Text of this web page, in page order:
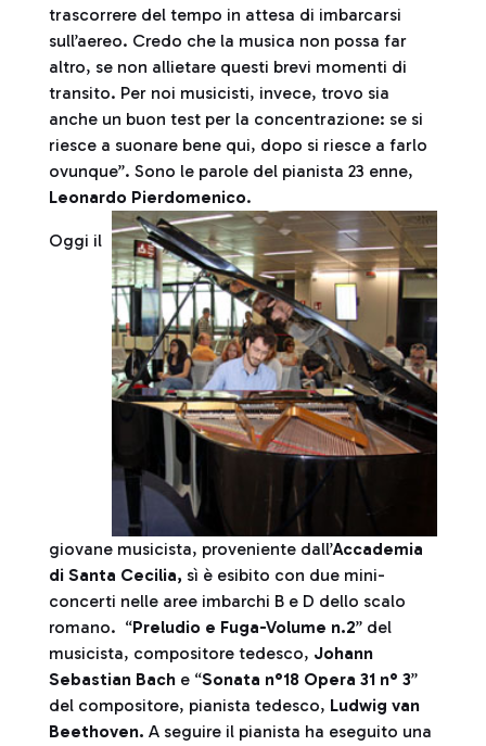
trascorrere del tempo in attesa di imbarcarsi
sull’aereo. Credo che la musica non possa far
altro, se non allietare questi brevi momenti di
transito. Per noi musicisti, invece, trovo sia
anche un buon test per la concentrazione: se si
riesce a suonare bene qui, dopo si riesce a farlo
ovunque”. Sono le parole del pianista 23 enne,
Leonardo Pierdomenico.
Oggi il
giovane musicista, proveniente dall’Accademia
di Santa Cecilia, sì è esibito con due mini-
concerti nelle aree imbarchi B e D dello scalo
romano. “Preludio e Fuga-Volume n.2” del
musicista, compositore tedesco, Johann
Sebastian Bach e “Sonata n°18 Opera 31 n° 3”
del compositore, pianista tedesco, Ludwig van
Beethoven. A seguire il pianista ha eseguito una